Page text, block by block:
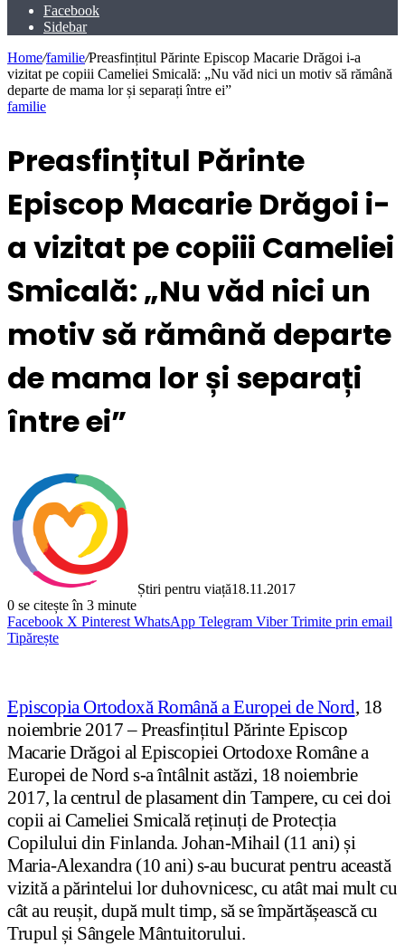
Facebook
Sidebar
Home/familie/Preasfințitul Părinte Episcop Macarie Drăgoi i-a
vizitat pe copiii Cameliei Smicală: „Nu văd nici un motiv să rămână
departe de mama lor și separați între ei”
familie
Preasfințitul Părinte
Episcop Macarie Drăgoi i-
a vizitat pe copiii Cameliei
Smicală: „Nu văd nici un
motiv să rămână departe
de mama lor și separați
între ei”
Știri pentru viață18.11.2017
0 se citește în 3 minute
Facebook X Pinterest WhatsApp Telegram Viber Trimite prin email
Tipărește
Episcopia Ortodoxă Română a Europei de Nord, 18
noiembrie 2017 – Preasfințitul Părinte Episcop
Macarie Drăgoi al Episcopiei Ortodoxe Române a
Europei de Nord s-a întâlnit astăzi, 18 noiembrie
2017, la centrul de plasament din Tampere, cu cei doi
copii ai Cameliei Smicală reținuți de Protecția
Copilului din Finlanda. Johan-Mihail (11 ani) și
Maria-Alexandra (10 ani) s-au bucurat pentru această
vizită a părintelui lor duhovnicesc, cu atât mai mult cu
cât au reușit, după mult timp, să se împărtășească cu
Trupul și Sângele Mântuitorului.